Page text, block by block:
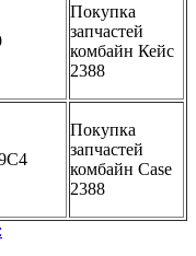
Покупка
запчастей
комбайн Кейс
2388
Покупка
запчастей
комбайн Case
2388